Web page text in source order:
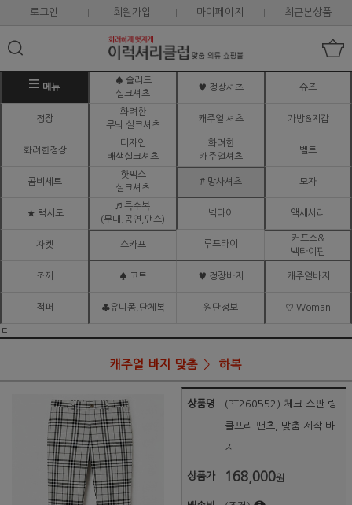
로그인 회원가입 마이페이지 최근본상품
메뉴
♠ 솔리드
실크셔츠
♥ 정장셔츠 슈즈
정장
화려한
무늬 실크셔츠
캐주얼 셔츠 가방&지갑
화려한정장
디자인
배색실크셔츠
화려한
캐주얼셔츠
벨트
콤비세트
핫픽스
실크셔츠
# 망사셔츠 모자
★ 턱시도
♬ 특수복
(무대.공연,댄스)
넥타이 액세서리
자켓 스카프 루프타이
커프스&
넥타이핀
조끼 ♠ 코트 ♥ 정장바지 캐주얼바지
점퍼 ♣유니폼,단체복 원단정보 ♡ Woman
ㅌ
캐주얼 바지 맞춤 하복
상품명 (PT260552) 체크 스판 링
클프리 팬츠, 맞춤 제작 바
지
상품가 168,000원